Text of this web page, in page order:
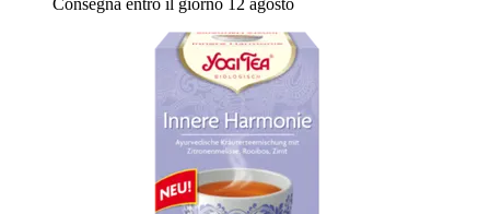
Consegna entro il giorno 12 agosto